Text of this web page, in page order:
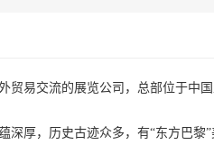
贸易交流的展览公司，总部位于
深厚，历史古迹众多，有“东方巴黎